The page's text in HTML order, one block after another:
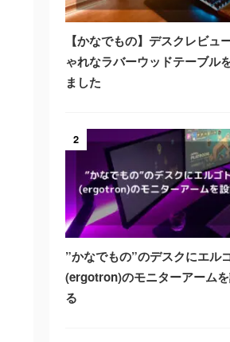
【かなでもの】デスクレビュ
ゃれなラバーウッドテーブル
ました
2
”かなでもの”のデスクにエル
(ergotron)のモニターアーム
る